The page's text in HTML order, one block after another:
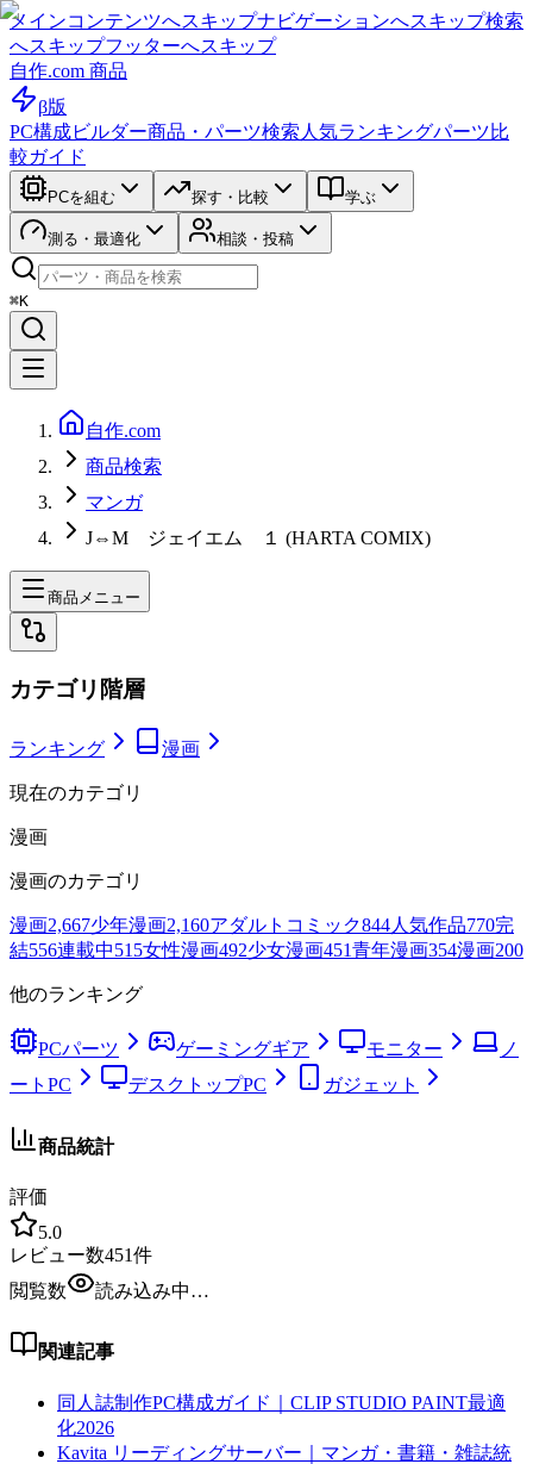
メインコンテンツへスキップナビゲーションへスキップ検索
へスキップフッターへスキップ
自作.com 商品
β版
PC構成ビルダー商品・パーツ検索 人気ランキングパーツ比
較ガイド
PCを組む 探す・比較 学ぶ
測る・最適化 相談・投稿
⌘K
自作.com
商品検索
マンガ
J⇔M ジェイエム １ (HARTA COMIX)
商品メニュー
カテゴリ階層
ランキング 漫画
現在のカテゴリ
漫画
漫画のカテゴリ
漫画2,667少年漫画2,160アダルトコミック844人気作品770完
結556連載中515女性漫画492少女漫画451青年漫画354漫画200
他のランキング
PCパーツ ゲーミングギア モニター
ノ
ートPC
デスクトップPC ガジェット
商品統計
評価
5.0
レビュー数451件
閲覧数
読み込み中…
関連記事
同人誌制作PC構成ガイド｜CLIP STUDIO PAINT最適
化2026
Kavita リーディングサーバー｜マンガ・書籍・雑誌統